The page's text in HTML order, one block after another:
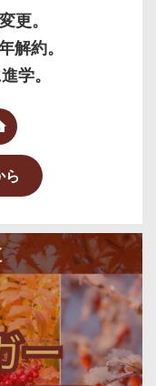
更。
解約。
学。
ら